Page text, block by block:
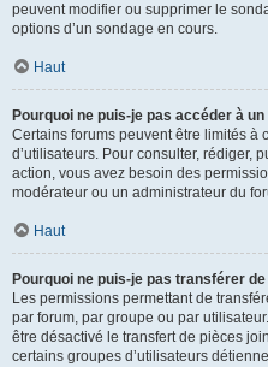
peuvent modifier ou supprimer le
options d’un sondage en cours.
Haut
Pourquoi ne puis-je pas accéder à
Certains forums peuvent être limités à
d’utilisateurs. Pour consulter, rédiger,
action, vous avez besoin des
modérateur ou un administrateur du
Haut
Pourquoi ne puis-je pas transférer
Les permissions permettant de
par forum, par groupe ou par
être désactivé le transfert de pièces
certains groupes d’utilisateurs